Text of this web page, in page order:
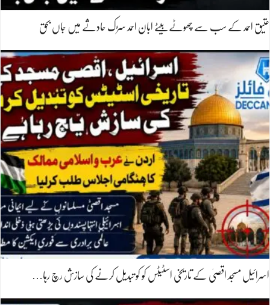
عتیق احمد کے سب سے چھوٹے بیٹے ابان احمد سڑک حادثے میں جاں بحق
اسرائیل مسجد اقصیٰ کے تاریخی اسٹیٹس کو کو تبدیل کرنے کی سازش رچ رہا…